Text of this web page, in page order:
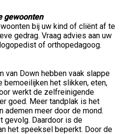
gewoonten
bij uw kind of cliënt af te
gedrag. Vraag advies aan uw
of orthopedagoog.
van Down hebben vaak slappe
bemoeilijken het slikken, eten,
werkt de zelfreinigende
goed. Meer tandplak is het
ademen meer door de mond.
gevolg. Daardoor is de
het speeksel beperkt. Door de